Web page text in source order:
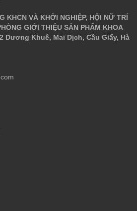
KHCN VÀ KHỞI NGHIỆP, HỘI NỮ TRÍ
GIỚI THIỆU SẢN PHẨM KHOA
Dương Khuê, Mai Dịch, Cầu Giấy, Hà